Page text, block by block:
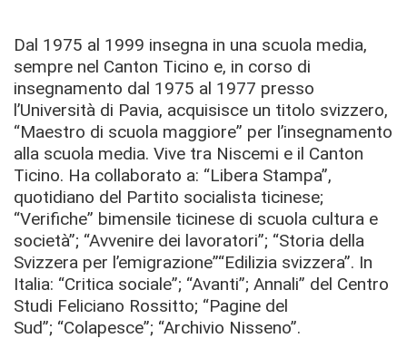
Dal 1975 al 1999 insegna in una scuola media,
sempre nel Canton Ticino e, in corso di
insegnamento dal 1975 al 1977 presso
l’Università di Pavia, acquisisce un titolo svizzero,
“Maestro di scuola maggiore” per l’insegnamento
alla scuola media. Vive tra Niscemi e il Canton
Ticino. Ha collaborato a: “Libera Stampa”,
quotidiano del Partito socialista ticinese;
“Verifiche” bimensile ticinese di scuola cultura e
società”; “Avvenire dei lavoratori”; “Storia della
Svizzera per l’emigrazione”“Edilizia svizzera”. In
Italia: “Critica sociale”; “Avanti”; Annali” del Centro
Studi Feliciano Rossitto; “Pagine del
Sud”; “Colapesce”; “Archivio Nisseno”.